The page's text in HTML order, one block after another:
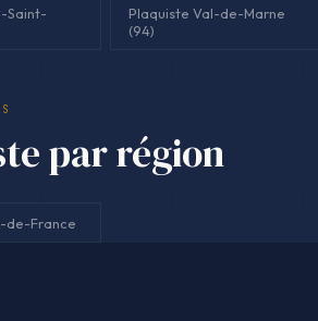
Saint-
Plaquiste Val-de-Marne
(94)
par région
de-France